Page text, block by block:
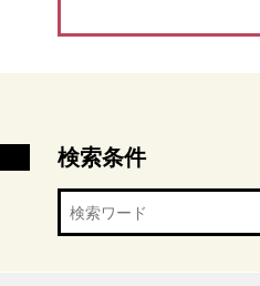
検索条件